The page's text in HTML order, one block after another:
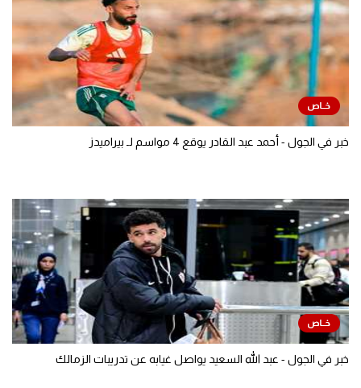
خبر في الجول - أحمد عبد القادر يوقع 4 مواسم لـ بيراميدز
خبر في الجول - عبد الله السعيد يواصل غيابه عن تدريبات الزمالك